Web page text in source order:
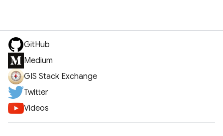
GitHub
Medium
GIS Stack Exchange
Twitter
Videos